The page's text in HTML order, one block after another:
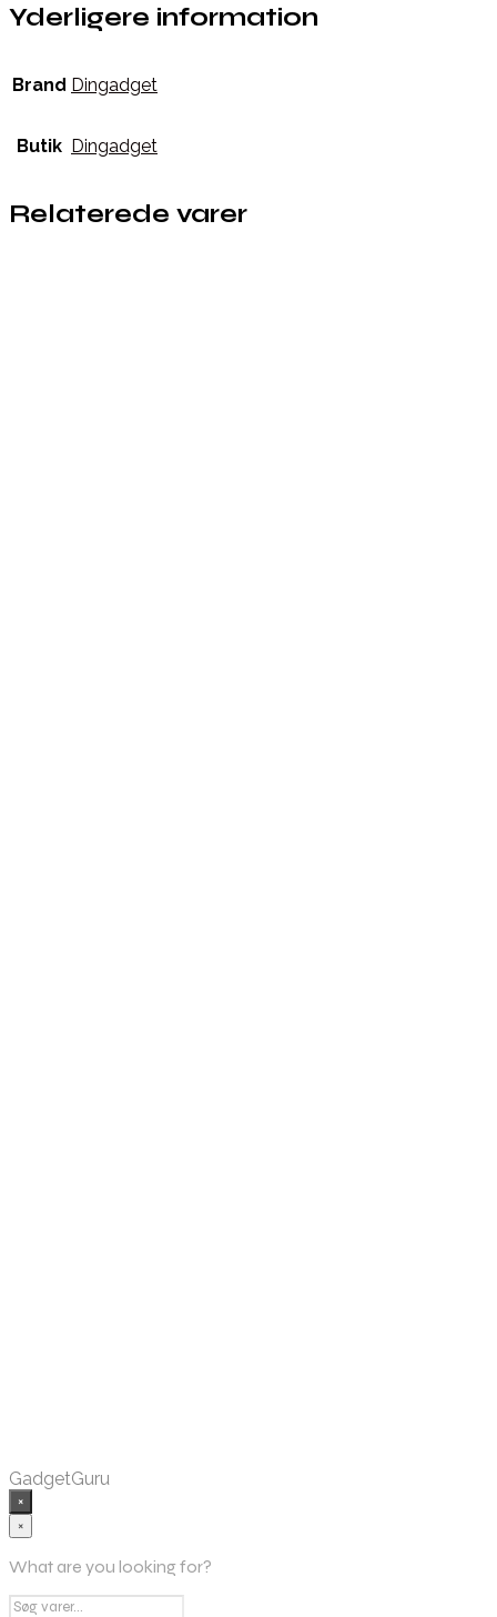
Yderligere information
Brand Dingadget
Butik Dingadget
Relaterede varer
GadgetGuru
×
×
What are you looking for?